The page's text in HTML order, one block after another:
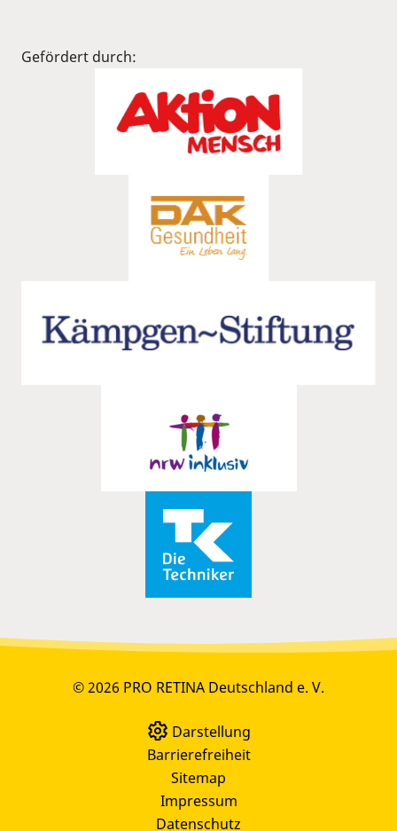
Gefördert durch:
© 2026 PRO RETINA Deutschland e. V.
Darstellung
Barrierefreiheit
Sitemap
Impressum
Datenschutz